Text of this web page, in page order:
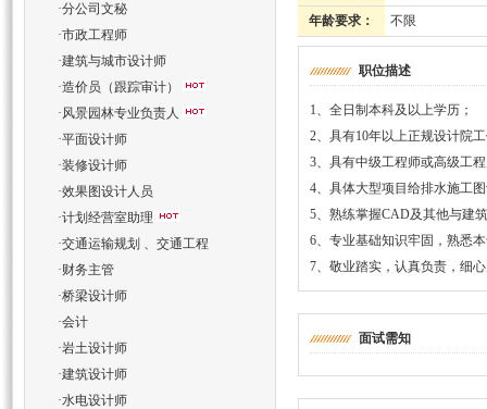
·分公司文秘
·市政工程师
·建筑与城市设计师
·造价员（跟踪审计）
·风景园林专业负责人
·平面设计师
·装修设计师
·效果图设计人员
·计划经营室助理
·交通运输规划 、交通工程
·财务主管
·桥梁设计师
·会计
·岩土设计师
·建筑设计师
·水电设计师
年龄要求：
不限
职位描述
1、全日制本科及以上学历；
2、具有10年以上正规设计院
3、具有中级工程师或高级工
4、具体大型项目给排水施工
5、熟练掌握CAD及其他与建
6、专业基础知识牢固，熟悉
7、敬业踏实，认真负责，细
面试需知